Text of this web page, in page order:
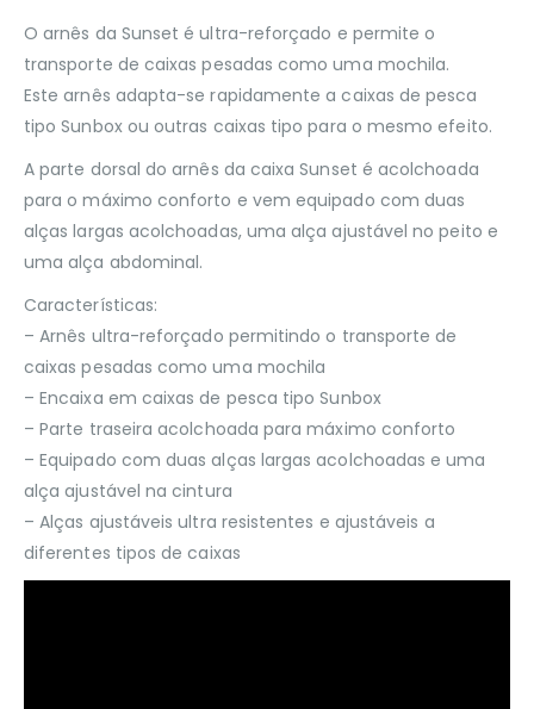
O arnês da Sunset é ultra-reforçado e permite o
transporte de caixas pesadas como uma mochila.
Este arnês adapta-se rapidamente a caixas de pesca
tipo Sunbox ou outras caixas tipo para o mesmo efeito.
A parte dorsal do arnês da caixa Sunset é acolchoada
para o máximo conforto e vem equipado com duas
alças largas acolchoadas, uma alça ajustável no peito e
uma alça abdominal.
Características:
– Arnês ultra-reforçado permitindo o transporte de
caixas pesadas como uma mochila
– Encaixa em caixas de pesca tipo Sunbox
– Parte traseira acolchoada para máximo conforto
– Equipado com duas alças largas acolchoadas e uma
alça ajustável na cintura
– Alças ajustáveis ​​ultra resistentes e ajustáveis ​​a
diferentes tipos de caixas